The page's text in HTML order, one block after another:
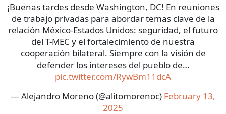
¡Buenas tardes desde Washington, DC! En reuniones
de trabajo privadas para abordar temas clave de la
relación México-Estados Unidos: seguridad, el futuro
del T-MEC y el fortalecimiento de nuestra
cooperación bilateral. Siempre con la visión de
defender los intereses del pueblo de…
pic.twitter.com/RywBm11dcA
— Alejandro Moreno (@alitomorenoc) February 13,
2025